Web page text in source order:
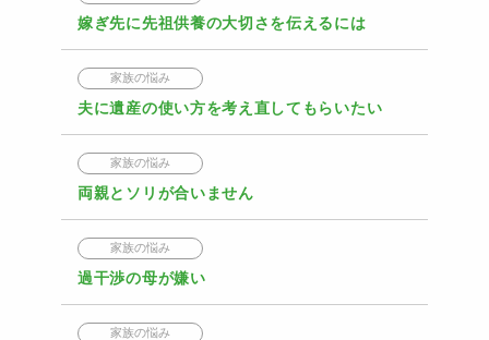
嫁ぎ先に先祖供養の大切さを伝えるには
家族の悩み
夫に遺産の使い方を考え直してもらいたい
家族の悩み
両親とソリが合いません
家族の悩み
過干渉の母が嫌い
家族の悩み